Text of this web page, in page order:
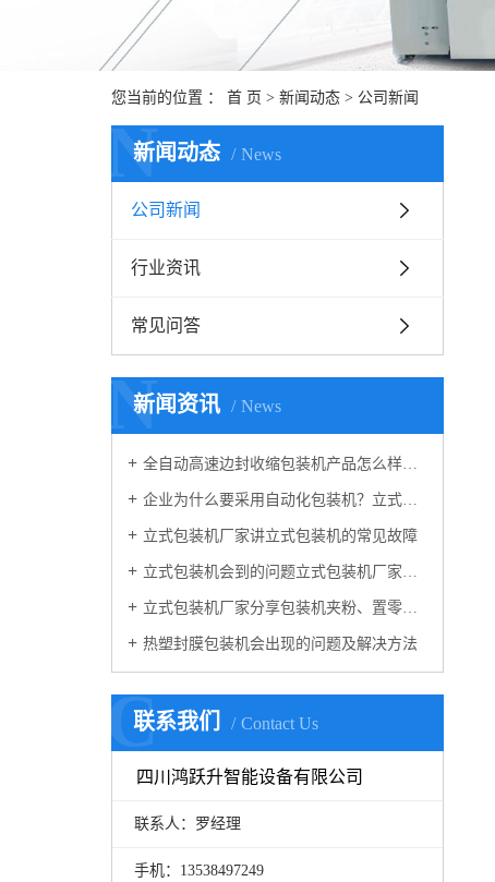
您当前的位置 ： 首 页 > 新闻动态 > 公司新闻
新闻动态 News
N
公司新闻
行业资讯
常见问答
新闻资讯 News
N
全自动高速边封收缩包装机产品怎么样？立式包装机厂家解答
企业为什么要采用自动化包装机？立式包装机厂家来解答
立式包装机厂家讲立式包装机的常见故障
立式包装机会到的问题立式包装机厂家来解决
立式包装机厂家分享包装机夹粉、置零解决方法
热塑封膜包装机会出现的问题及解决方法
联系我们 Contact Us
C
四川鸿跃升智能设备有限公司
联系人：罗经理
手机：13538497249